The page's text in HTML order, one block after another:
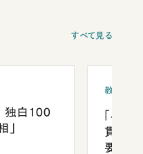
すべて見る
独白100
教育
「早
貫校へ
要だっ